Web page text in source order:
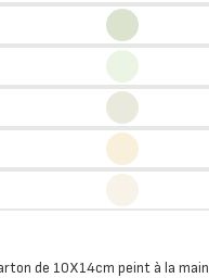
de 10X14cm peint à la main